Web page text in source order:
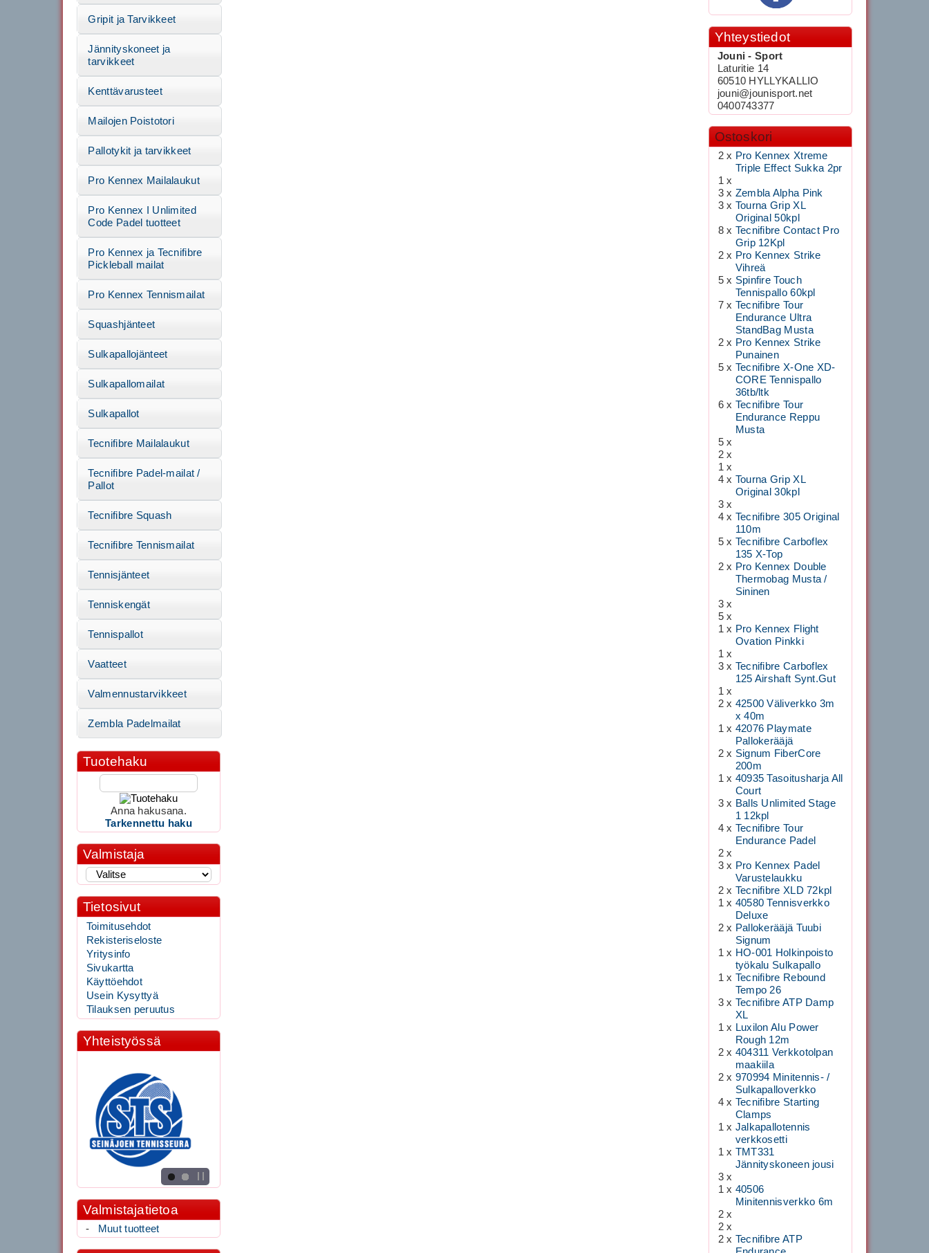
Gripit ja Tarvikkeet
Jännityskoneet ja
tarvikkeet
Kenttävarusteet
Mailojen Poistotori
Pallotykit ja tarvikkeet
Pro Kennex Mailalaukut
Pro Kennex I Unlimited
Code Padel tuotteet
Pro Kennex ja Tecnifibre
Pickleball mailat
Pro Kennex Tennismailat
Squashjänteet
Sulkapallojänteet
Sulkapallomailat
Sulkapallot
Tecnifibre Mailalaukut
Tecnifibre Padel-mailat /
Pallot
Tecnifibre Squash
Tecnifibre Tennismailat
Tennisjänteet
Tenniskengät
Tennispallot
Vaatteet
Valmennustarvikkeet
Zembla Padelmailat
Tuotehaku
Anna hakusana.
Tarkennettu haku
Valmistaja
Tietosivut
Toimitusehdot
Rekisteriseloste
Yritysinfo
Sivukartta
Käyttöehdot
Usein Kysyttyä
Tilauksen peruutus
Yhteistyössä
Valmistajatietoa
- Muut tuotteet
Yhteystiedot
Jouni - Sport
Laturitie 14
60510 HYLLYKALLIO
jouni@jounisport.net
0400743377
Ostoskori
2 x Pro Kennex Xtreme
Triple Effect Sukka 2pr
1 x
3 x Zembla Alpha Pink
3 x Tourna Grip XL
Original 50kpl
8 x Tecnifibre Contact Pro
Grip 12Kpl
2 x Pro Kennex Strike
Vihreä
5 x Spinfire Touch
Tennispallo 60kpl
7 x Tecnifibre Tour
Endurance Ultra
StandBag Musta
2 x Pro Kennex Strike
Punainen
5 x Tecnifibre X-One XD-
CORE Tennispallo
36tb/ltk
6 x Tecnifibre Tour
Endurance Reppu
Musta
5 x
2 x
1 x
4 x Tourna Grip XL
Original 30kpl
3 x
4 x Tecnifibre 305 Original
110m
5 x Tecnifibre Carboflex
135 X-Top
2 x Pro Kennex Double
Thermobag Musta /
Sininen
3 x
5 x
1 x Pro Kennex Flight
Ovation Pinkki
1 x
3 x Tecnifibre Carboflex
125 Airshaft Synt.Gut
1 x
2 x 42500 Väliverkko 3m
x 40m
1 x 42076 Playmate
Pallokerääjä
2 x Signum FiberCore
200m
1 x 40935 Tasoitusharja All
Court
3 x Balls Unlimited Stage
1 12kpl
4 x Tecnifibre Tour
Endurance Padel
2 x
3 x Pro Kennex Padel
Varustelaukku
2 x Tecnifibre XLD 72kpl
1 x 40580 Tennisverkko
Deluxe
2 x Pallokerääjä Tuubi
Signum
1 x HO-001 Holkinpoisto
työkalu Sulkapallo
1 x Tecnifibre Rebound
Tempo 26
3 x Tecnifibre ATP Damp
XL
1 x Luxilon Alu Power
Rough 12m
2 x 404311 Verkkotolpan
maakiila
2 x 970994 Minitennis- /
Sulkapalloverkko
4 x Tecnifibre Starting
Clamps
1 x Jalkapallotennis
verkkosetti
1 x TMT331
Jännityskoneen jousi
3 x
1 x 40506
Minitennisverkko 6m
2 x
2 x
2 x Tecnifibre ATP